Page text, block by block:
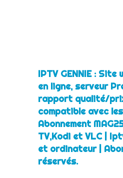
IPTV GENNIE :
en ligne, serveur
rapport qualité/
compatible avec
Abonnement
TV,Kodi et VLC |
et ordinateur |
réservés.